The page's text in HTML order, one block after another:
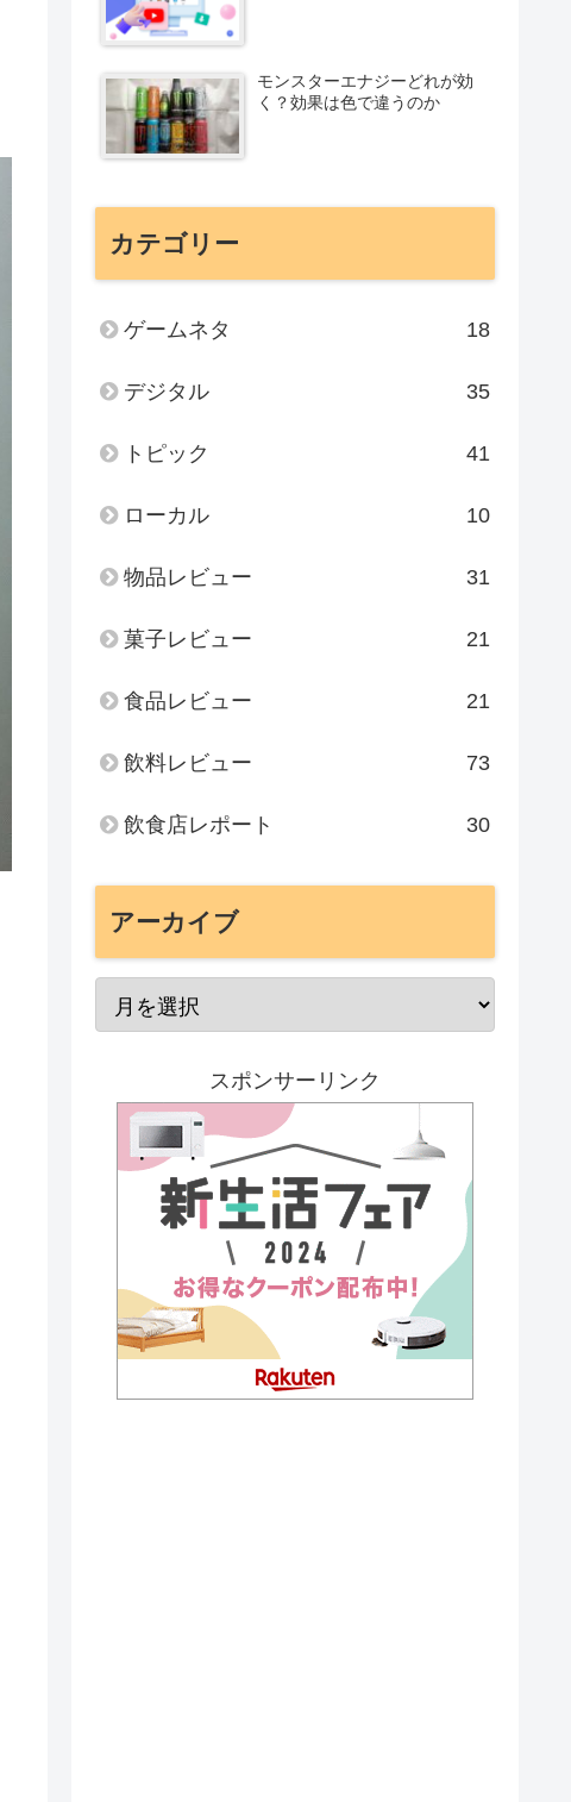
モンスターエナジーどれが効
く？効果は色で違うのか
カテゴリー
ゲームネタ 18
デジタル 35
トピック 41
ローカル 10
物品レビュー 31
菓子レビュー 21
食品レビュー 21
飲料レビュー 73
飲食店レポート 30
アーカイブ
スポンサーリンク